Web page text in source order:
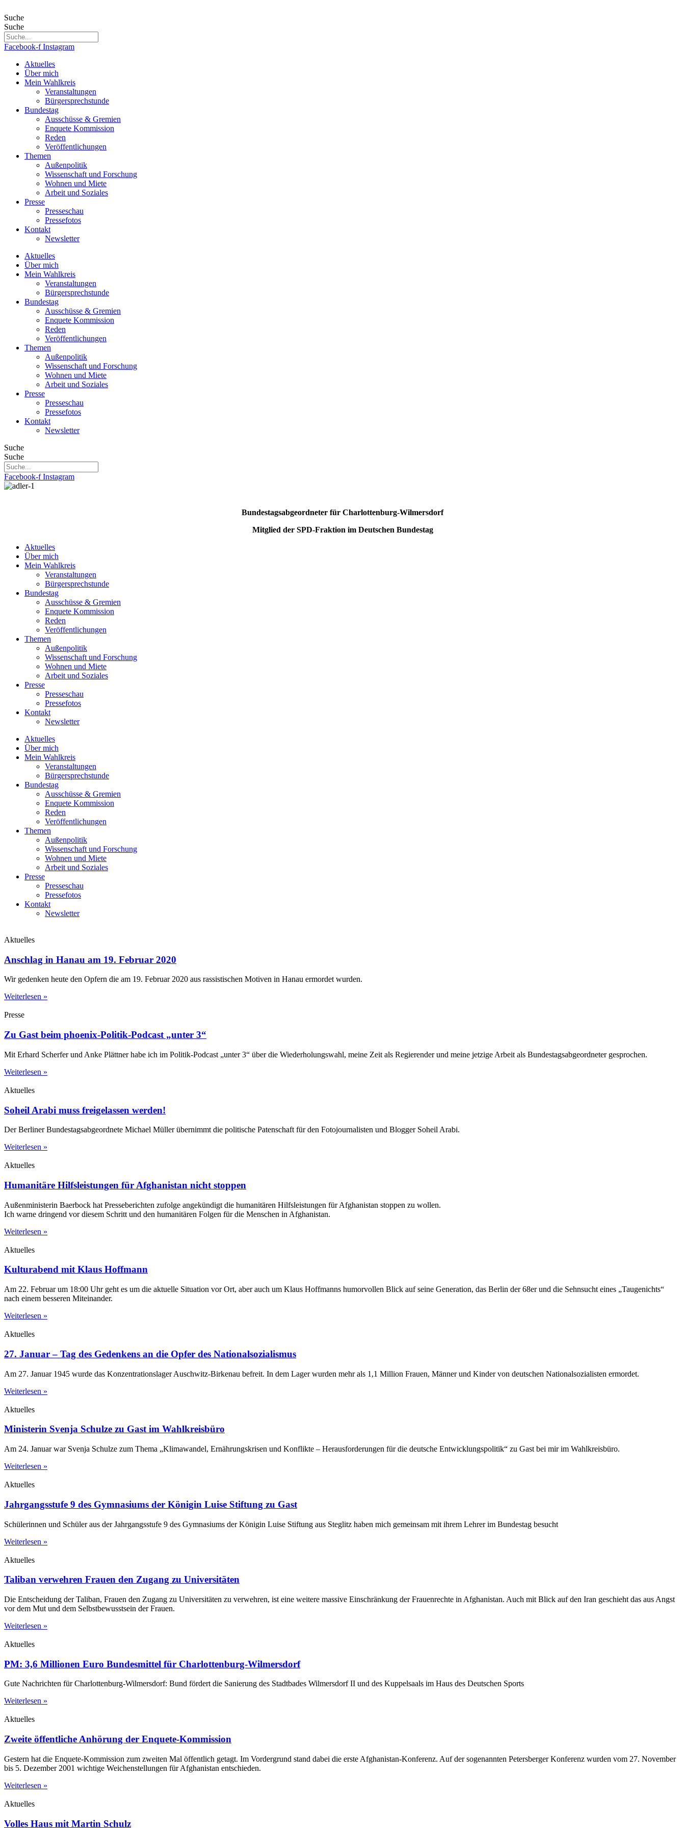
Inhalt
wechseln
Suche
Suche
Facebook-f Instagram
Aktuelles
Über mich
Mein Wahlkreis
Veranstaltungen
Bürgersprechstunde
Bundestag
Ausschüsse & Gremien
Enquete Kommission
Reden
Veröffentlichungen
Themen
Außenpolitik
Wissenschaft und Forschung
Wohnen und Miete
Arbeit und Soziales
Presse
Presseschau
Pressefotos
Kontakt
Newsletter
Aktuelles
Über mich
Mein Wahlkreis
Veranstaltungen
Bürgersprechstunde
Bundestag
Ausschüsse & Gremien
Enquete Kommission
Reden
Veröffentlichungen
Themen
Außenpolitik
Wissenschaft und Forschung
Wohnen und Miete
Arbeit und Soziales
Presse
Presseschau
Pressefotos
Kontakt
Newsletter
Suche
Suche
Facebook-f Instagram
Bundestagsabgeordneter für Charlottenburg-Wilmersdorf
Mitglied der SPD-Fraktion im Deutschen Bundestag
Aktuelles
Über mich
Mein Wahlkreis
Veranstaltungen
Bürgersprechstunde
Bundestag
Ausschüsse & Gremien
Enquete Kommission
Reden
Veröffentlichungen
Themen
Außenpolitik
Wissenschaft und Forschung
Wohnen und Miete
Arbeit und Soziales
Presse
Presseschau
Pressefotos
Kontakt
Newsletter
Aktuelles
Über mich
Mein Wahlkreis
Veranstaltungen
Bürgersprechstunde
Bundestag
Ausschüsse & Gremien
Enquete Kommission
Reden
Veröffentlichungen
Themen
Außenpolitik
Wissenschaft und Forschung
Wohnen und Miete
Arbeit und Soziales
Presse
Presseschau
Pressefotos
Kontakt
Newsletter
Aktuelles
Anschlag in Hanau am 19. Februar 2020
Wir gedenken heute den Opfern die am 19. Februar 2020 aus rassistischen Motiven in Hanau ermordet wurden.
Weiterlesen »
Presse
Zu Gast beim phoenix-Politik-Podcast „unter 3“
Mit Erhard Scherfer und Anke Plättner habe ich im Politik-Podcast „unter 3“ über die Wiederholungswahl, meine Zeit als Regierender und meine jetzige Arbeit als Bundestagsabgeordneter gesprochen.
Weiterlesen »
Aktuelles
Soheil Arabi muss freigelassen werden!
Der Berliner Bundestagsabgeordnete Michael Müller übernimmt die politische Patenschaft für den Fotojournalisten und Blogger Soheil Arabi.
Weiterlesen »
Aktuelles
Humanitäre Hilfsleistungen für Afghanistan nicht stoppen
Außenministerin Baerbock hat Presseberichten zufolge angekündigt die humanitären Hilfsleistungen für Afghanistan stoppen zu wollen.
Ich warne dringend vor diesem Schritt und den humanitären Folgen für die Menschen in Afghanistan.
Weiterlesen »
Aktuelles
Kulturabend mit Klaus Hoffmann
Am 22. Februar um 18:00 Uhr geht es um die aktuelle Situation vor Ort, aber auch um Klaus Hoffmanns humorvollen Blick auf seine Generation, das Berlin der 68er und die Sehnsucht eines „Taugenichts“
nach einem besseren Miteinander.
Weiterlesen »
Aktuelles
27. Januar – Tag des Gedenkens an die Opfer des Nationalsozialismus
Am 27. Januar 1945 wurde das Konzentrationslager Auschwitz-Birkenau befreit. In dem Lager wurden mehr als 1,1 Million Frauen, Männer und Kinder von deutschen Nationalsozialisten ermordet.
Weiterlesen »
Aktuelles
Ministerin Svenja Schulze zu Gast im Wahlkreisbüro
Am 24. Januar war Svenja Schulze zum Thema „Klimawandel, Ernährungskrisen und Konflikte – Herausforderungen für die deutsche Entwicklungspolitik“ zu Gast bei mir im Wahlkreisbüro.
Weiterlesen »
Aktuelles
Jahrgangsstufe 9 des Gymnasiums der Königin Luise Stiftung zu Gast
Schülerinnen und Schüler aus der Jahrgangsstufe 9 des Gymnasiums der Königin Luise Stiftung aus Steglitz haben mich gemeinsam mit ihrem Lehrer im Bundestag besucht
Weiterlesen »
Aktuelles
Taliban verwehren Frauen den Zugang zu Universitäten
Die Entscheidung der Taliban, Frauen den Zugang zu Universitäten zu verwehren, ist eine weitere massive Einschränkung der Frauenrechte in Afghanistan. Auch mit Blick auf den Iran geschieht das aus Angst
vor dem Mut und dem Selbstbewusstsein der Frauen.
Weiterlesen »
Aktuelles
PM: 3,6 Millionen Euro Bundesmittel für Charlottenburg-Wilmersdorf
Gute Nachrichten für Charlottenburg-Wilmersdorf: Bund fördert die Sanierung des Stadtbades Wilmersdorf II und des Kuppelsaals im Haus des Deutschen Sports
Weiterlesen »
Aktuelles
Zweite öffentliche Anhörung der Enquete-Kommission
Gestern hat die Enquete-Kommission zum zweiten Mal öffentlich getagt. Im Vordergrund stand dabei die erste Afghanistan-Konferenz. Auf der sogenannten Petersberger Konferenz wurden vom 27. November
bis 5. Dezember 2001 wichtige Weichenstellungen für Afghanistan entschieden.
Weiterlesen »
Aktuelles
Volles Haus mit Martin Schulz